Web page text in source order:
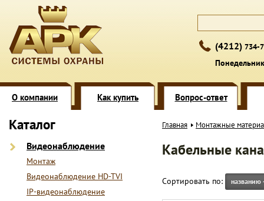
(4212) 734-
О компании Как купить Вопрос-ответ
Каталог
Видеонаблюдение
Монтаж
Видеонаблюдение HD-TVI
IP-видеонаблюдение
Главная Монтажные
Кабельные
Сортировать по: названию